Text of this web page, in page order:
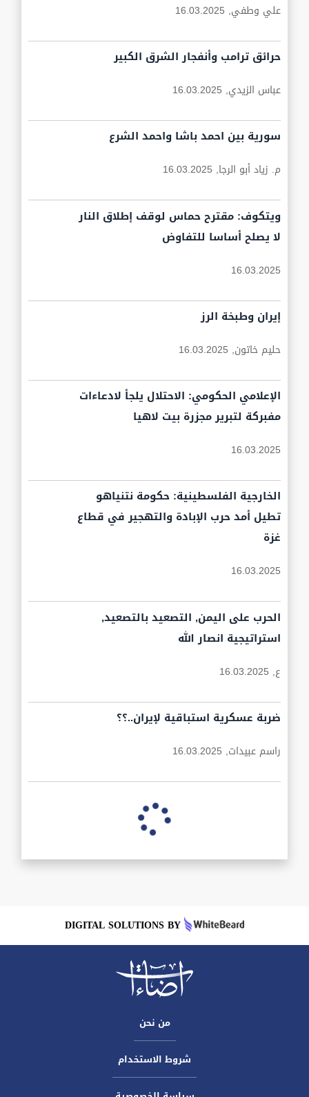
علي وطفي, 16.03.2025
حرائق ترامب وأنفجار الشرق الكبير
عباس الزيدي, 16.03.2025
سورية بين احمد باشا واحمد الشرع
م. زياد أبو الرجا, 16.03.2025
ويتكوف: مقترح حماس لوقف إطلاق النار
لا يصلح أساسا للتفاوض
16.03.2025
إيران وطبخة الرز
حليم خاتون, 16.03.2025
‏الإعلامي الحكومي: الاحتلال يلجأ لادعاءات
مفبركة لتبرير مجزرة بيت لاهيا
16.03.2025
الخارجية الفلسطينية: حكومة نتنياهو
تطيل أمد حرب الإبادة والتهجير في قطاع
غزة
16.03.2025
الحرب على اليمن, التصعيد بالتصعيد,
استراتيجية انصار الله
ع, 16.03.2025
ضربة عسكرية استباقية لإيران..؟؟
راسم عبيدات, 16.03.2025
الموحدة للإغاثة وحصر الأضرار
تحويل مدفع بحري روسي إلى مدفع بري
دوار لتطوير القدرات الدفاعية